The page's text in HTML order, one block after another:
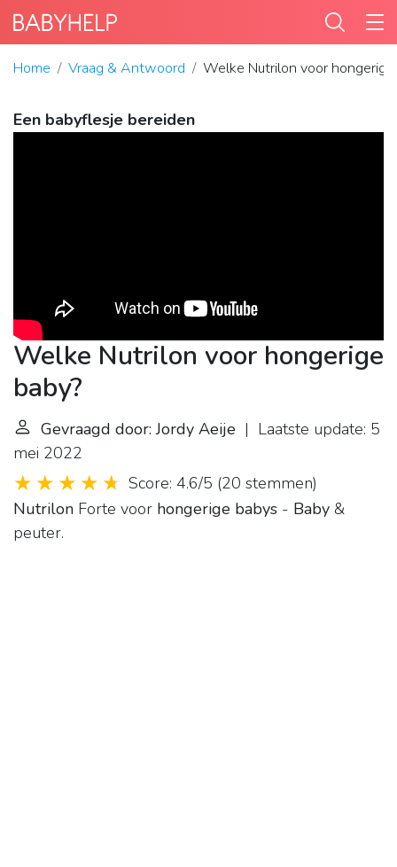
Home Vraag & Antwoord Welke Nutrilon voor hongerige
Een babyflesje bereiden
Welke Nutrilon voor hongerige
baby?
Gevraagd door: Jordy Aeije | Laatste update: 5
mei 2022
Score: 4.6/5 (20 stemmen)
Nutrilon Forte voor hongerige babys - Baby &
peuter.